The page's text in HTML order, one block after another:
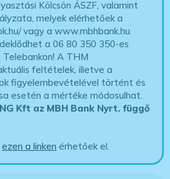
Kölcsön ÁSZF, valamint
melyek elérhetőek a
vagy a www.mbhbank.hu
a 06 80 350 350-es
A THM
feltételek, illetve a
figyelembevételével történt és
esetén a mértéke módosulhat.
Kft az MBH Bank Nyrt. függő
ezen a linken érhetőek el.